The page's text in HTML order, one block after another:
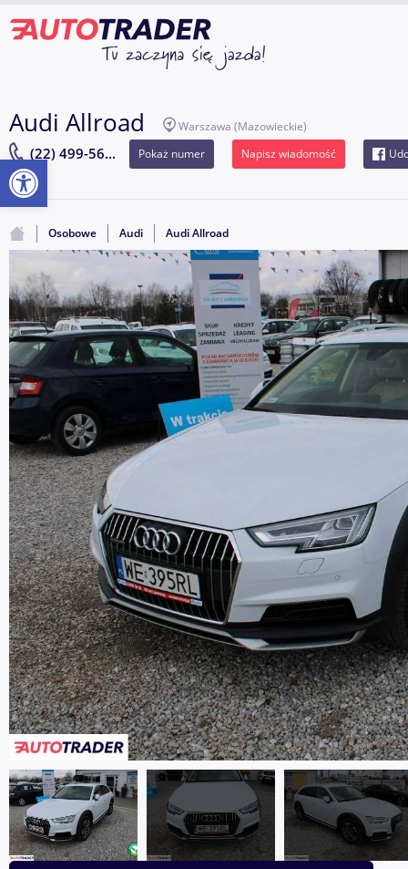
Audi Allroad Warszawa (Mazowieckie)
(22) 499-56... Pokaż numer Napisz wiadomość
Osobowe Audi Audi Allroad
Otwórz pasek narzędzi